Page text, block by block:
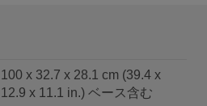
100 x 32.7 x 28.1 cm (39.4 x
12.9 x 11.1 in.) ベース含む